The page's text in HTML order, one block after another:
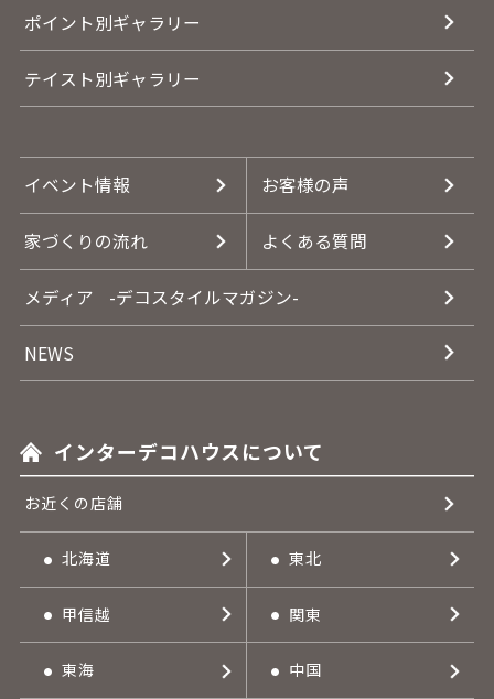
ポイント別ギャラリー
テイスト別ギャラリー
イベント情報 お客様の声
家づくりの流れ よくある質問
メディア -デコスタイルマガジン-
NEWS
インターデコハウスについて
お近くの店舗
北海道 東北
甲信越 関東
東海 中国